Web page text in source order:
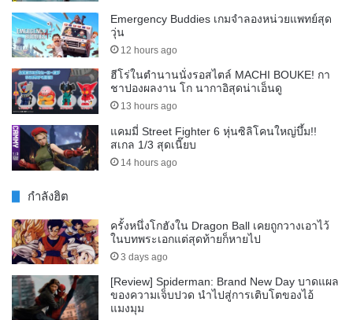
Emergency Buddies เกมจำลองหน่วยแพทย์สุด
วุ่น
12 hours ago
ฮีโร่ในตำนานนั่งรอสไตล์ MACHI BOUKE! กา
ชาปองผลงาน โก นากาอิสุดน่าเอ็นดู
13 hours ago
แคมมี่ Street Fighter 6 หุ่นซิลิโคนใหญ่บึ้ม!!
สเกล 1/3 สุดเนี๊ยบ
14 hours ago
กำลังฮิต
ครั้งหนึ่งโกฮังใน Dragon Ball เคยถูกวางเอาไว้
ในบทพระเอกแต่สุดท้ายก็หายไป
3 days ago
[Review] Spiderman: Brand New Day บาดแผล
ของความเจ็บปวด นำไปสู่การเติบโตของไอ้
แมงมุม